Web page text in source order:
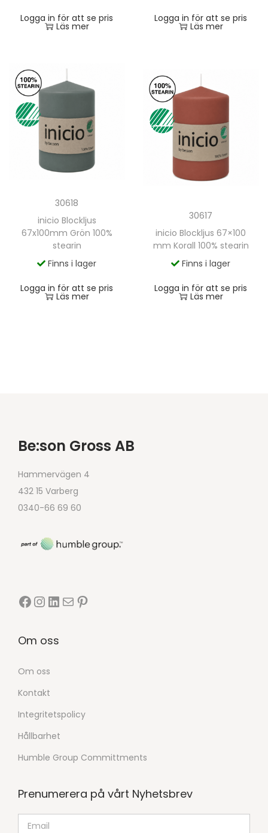
Logga in för att se pris
Läs mer
Logga in för att se pris
Läs mer
30618
inicio Blockljus
67x100mm Grön 100%
stearin
Finns i lager
Logga in för att se pris
Läs mer
30617
inicio Blockljus 67×100
mm Korall 100% stearin
Finns i lager
Logga in för att se pris
Läs mer
Be:son Gross AB
Hammervägen 4
432 15 Varberg
0340-66 69 60
Om oss
Om oss
Kontakt
Integritetspolicy
Hållbarhet
Humble Group Committments
Prenumerera på vårt Nyhetsbrev